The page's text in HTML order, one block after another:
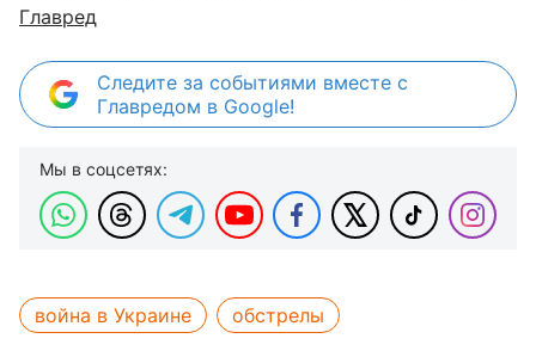
Главред
Следите за событиями вместе с
Главредом в Google!
Мы в соцсетях:
война в Украине обстрелы